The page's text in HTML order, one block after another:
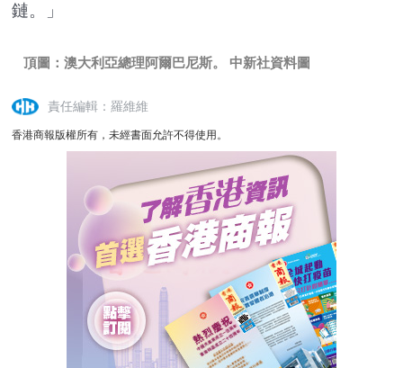
鏈。」
頂圖：澳大利亞總理阿爾巴尼斯。 中新社資料圖
責任編輯：羅維維
香港商報版權所有，未經書面允許不得使用。